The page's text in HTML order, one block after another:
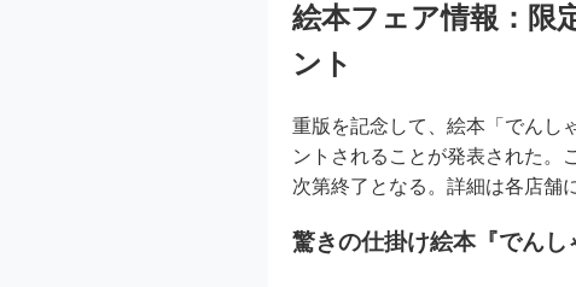
絵本フェア情報：限
ント
重版を記念して、絵本「でんし
ントされることが発表された。
次第終了となる。詳細は各店舗
驚きの仕掛け絵本『でんし